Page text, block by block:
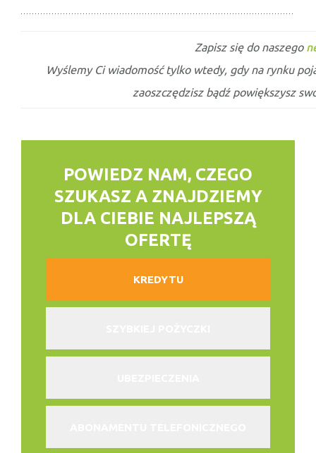
Zapisz się do naszego
Wyślemy Ci wiadomość tylko wtedy, gdy na rynku
zaoszczędzisz bądź powiększysz
POWIEDZ NAM, CZEGO
SZUKASZ A ZNAJDZIEMY
DLA CIEBIE NAJLEPSZĄ
OFERTĘ
KREDYTU